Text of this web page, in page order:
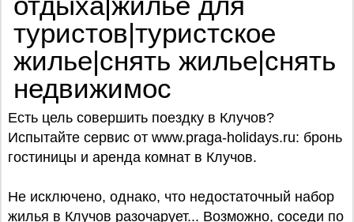
туристов|туристское
жилье|снять жилье|снять
недвижимос
Есть цель совершить поездку в Клучов?
Испытайте сервис от www.praga-holidays.ru: бронь
гостиницы и аренда комнат в Клучов.
Не исключено, однако, что недостаточный набор
жилья в Клучов разочарует... Возможно, соседи по